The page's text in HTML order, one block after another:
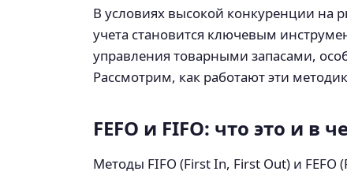
В условиях высокой конкуренции на
учета становится ключевым
управления товарными запасами,
Рассмотрим, как работают эти
FEFO и FIFO: что это и в
Методы FIFO (First In, First Out) и FEFO